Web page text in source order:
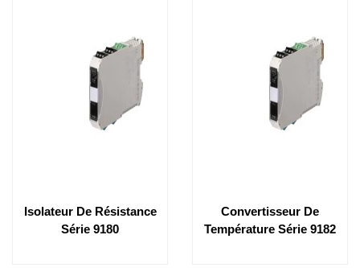
Isolateur De Résistance
Série 9180
Convertisseur De
Température Série 9182